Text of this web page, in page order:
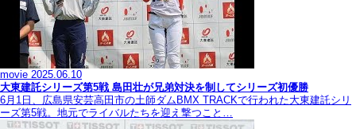
movie 2025.06.10
大東建託シリーズ第5戦 島田壮が兄弟対決を制してシリーズ初優勝
6月1日、広島県安芸高田市の土師ダムBMX TRACKで行われた大東建託シリ
ーズ第5戦。地元でライバルたちを迎え撃つこと…